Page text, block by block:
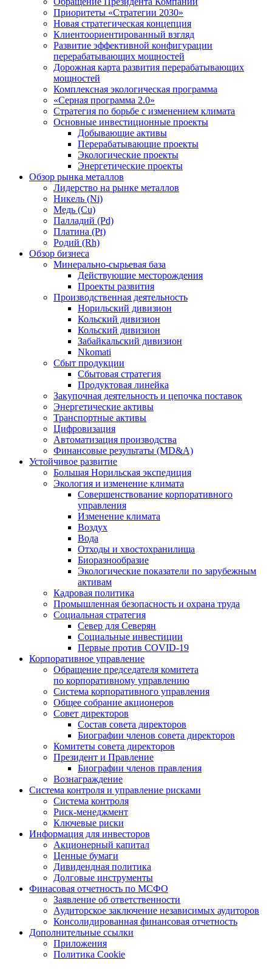
Приоритеты «Стратегии 2030»
Новая стратегическая концепция
Клиентоориентированный взгляд
Развитие эффективной конфигурации
перерабатывающих мощностей
Дорожная карта развития перерабатывающих
мощностей
Комплексная экологическая программа
«Серная программа 2.0»
Стратегия по борьбе с изменением климата
Основные инвестиционные проекты
Добывающие активы
Перерабатывающие проекты
Экологические проекты
Энергетические проекты
Обзор рынка металлов
Лидерство на рынке металлов
Никель (Ni)
Медь (Cu)
Палладий (Pd)
Платина (Pt)
Родий (Rh)
Обзор бизнеса
Минерально-сырьевая база
Действующие месторождения
Проекты развития
Производственная деятельность
Норильский дивизион
Кольский дивизион
Кольский дивизион
Забайкальский дивизион
Nkomati
Сбыт продукции
Сбытовая стратегия
Продуктовая линейка
Закупочная деятельность и цепочка поставок
Энергетические активы
Транспортные активы
Цифровизация
Автоматизация производства
Финансовые результаты (MD&A)
Устойчивое развитие
Большая Норильская экспедиция
Экология и изменение климата
Совершенствование корпоративного
управления
Изменение климата
Воздух
Вода
Отходы и хвостохранилища
Биоразнообразие
Экологические показатели по зарубежным
активам
Кадровая политика
Промышленная безопасность и охрана труда
Социальная стратегия
Север для Северян
Социальные инвестиции
Первые против COVID‑19
Корпоративное управление
Обращение председателя комитета
по корпоративному управлению
Система корпоративного управления
Общее собрание акционеров
Совет директоров
Состав совета директоров
Биографии членов совета директоров
Комитеты совета директоров
Президент и Правление
Биографии членов правления
Вознаграждение
Система контроля и управление рисками
Система контроля
Риск-менеджмент
Ключевые риски
Информация для инвесторов
Акционерный капитал
Ценные бумаги
Дивидендная политика
Долговые инструменты
Финасовая отчетность по МСФО
Заявление об ответственности
Аудиторское заключение независимых аудиторов
Консолидированная финансовая отчетность
Дополнительные ссылки
Приложения
Политика Cookie